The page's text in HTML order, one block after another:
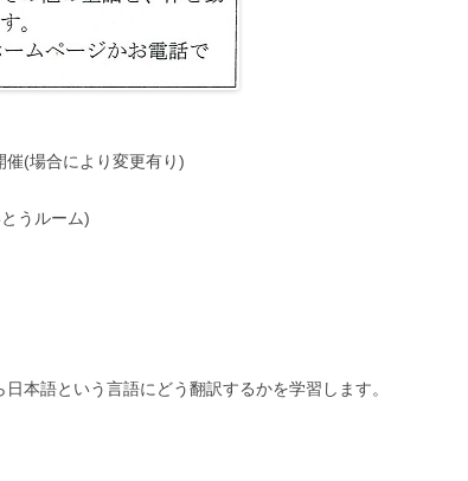
催(場合により変更有り)
うルーム)
本語という言語にどう翻訳するかを学習します。